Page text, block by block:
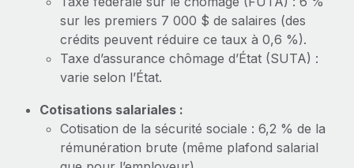
sur les premiers 7 000 $ de salaires (des
crédits peuvent réduire ce taux à 0,6 %).
Taxe d’assurance chômage d’État (SUTA) :
varie selon l’État.
Cotisations salariales :
Cotisation de la sécurité sociale : 6,2 % de la
rémunération brute (même plafond salarial